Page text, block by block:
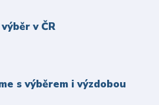
v ČR
s výběrem i výzdobou